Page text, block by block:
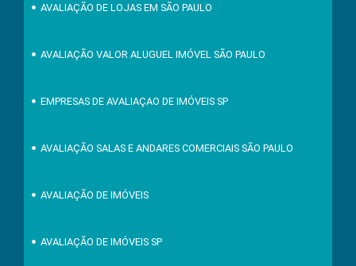
AVALIAÇÃO DE LOJAS EM SÃO PAULO
AVALIAÇÃO VALOR ALUGUEL IMÓVEL SÃO PAULO
EMPRESAS DE AVALIAÇAO DE IMÓVEIS SP
AVALIAÇÃO SALAS E ANDARES COMERCIAIS SÃO PAULO
AVALIAÇÃO DE IMÓVEIS
AVALIAÇÃO DE IMÓVEIS SP